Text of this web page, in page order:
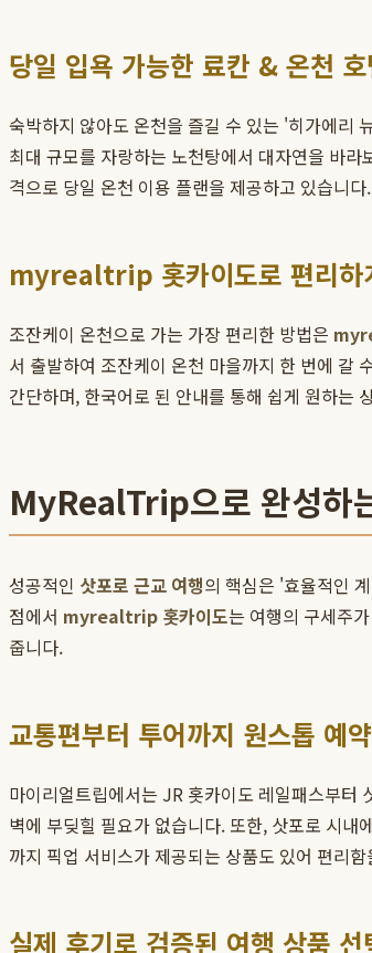
당일 입욕 가능한 료칸 & 온천
숙박하지 않아도 온천을 즐길 수 있는 '히가에리
최대 규모를 자랑하는 노천탕에서 대자연을 바
격으로 당일 온천 이용 플랜을 제공하고 있습니
myrealtrip 홋카이도로 편리하
조잔케이 온천으로 가는 가장 편리한 방법은
서 출발하여 조잔케이 온천 마을까지 한 번에 갈
간단하며, 한국어로 된 안내를 통해 쉽게 원하는
MyRealTrip으로 완성하
성공적인 삿포로 근교 여행의 핵심은 '효율적인
점에서 myrealtrip 홋카이도는 여행의 구세주
줍니다.
교통편부터 투어까지 원스톱 예
마이리얼트립에서는 JR 홋카이도 레일패스부터
벽에 부딪힐 필요가 없습니다. 또한, 삿포로 시
까지 픽업 서비스가 제공되는 상품도 있어 편리
실제 후기로 검증된 여행 상품 선